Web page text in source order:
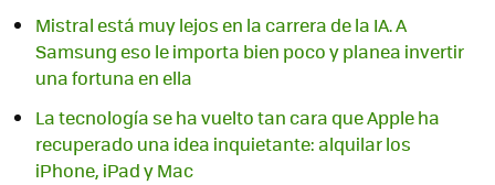
Mistral está muy lejos en la carrera de la IA. A
Samsung eso le importa bien poco y planea invertir
una fortuna en ella
La tecnología se ha vuelto tan cara que Apple ha
recuperado una idea inquietante: alquilar los
iPhone, iPad y Mac